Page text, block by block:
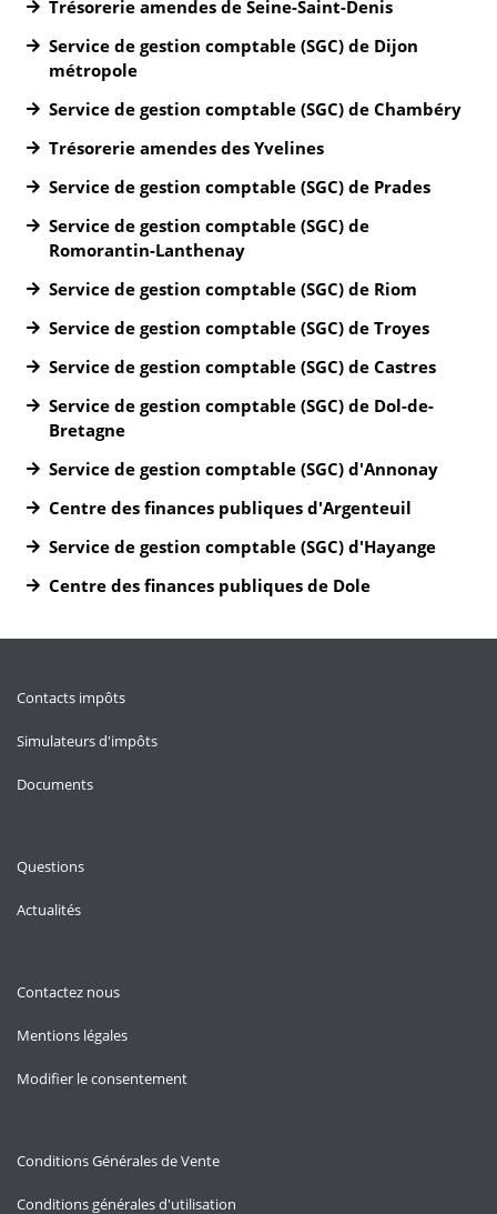
Trésorerie amendes de Seine-Saint-Denis
Service de gestion comptable (SGC) de Dijon
métropole
Service de gestion comptable (SGC) de Chambéry
Trésorerie amendes des Yvelines
Service de gestion comptable (SGC) de Prades
Service de gestion comptable (SGC) de
Romorantin-Lanthenay
Service de gestion comptable (SGC) de Riom
Service de gestion comptable (SGC) de Troyes
Service de gestion comptable (SGC) de Castres
Service de gestion comptable (SGC) de Dol-de-
Bretagne
Service de gestion comptable (SGC) d'Annonay
Centre des finances publiques d'Argenteuil
Service de gestion comptable (SGC) d'Hayange
Centre des finances publiques de Dole
Contacts impôts
Simulateurs d'impôts
Documents
Questions
Actualités
Contactez nous
Mentions légales
Modifier le consentement
Conditions Générales de Vente
Conditions générales d'utilisation